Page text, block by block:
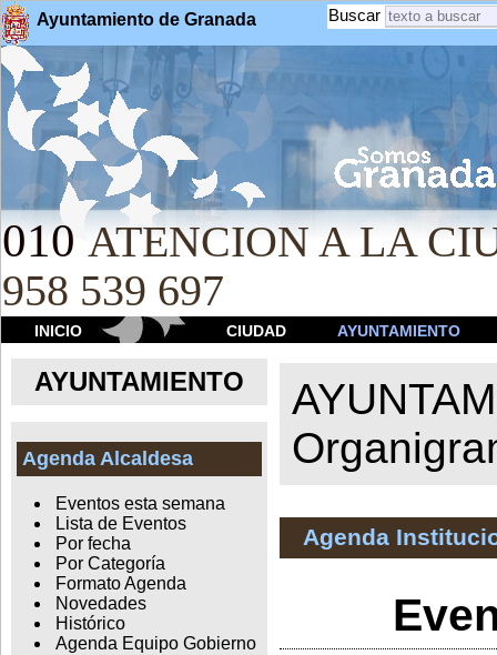
Ayuntamiento de Granada Buscar
010 ATENCION A LA
958 539 697
INICIO CIUDAD AYUNTAMIENTO
AYUNTAMIENTO
Agenda Alcaldesa
Eventos esta semana
Lista de Eventos
Por fecha
Por Categoría
Formato Agenda
Novedades
Histórico
Agenda Equipo Gobierno
Agenda